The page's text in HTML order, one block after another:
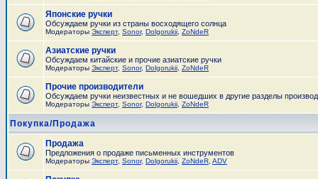
Японские ручки
Обсуждаем ручки из страны восходящего солнца
Модераторы Эксперт, Sonor, Dolgorukii ZoNdeR
Азиатские ручки
Обсуждаем китайские и прочие азиатские ручки
Модераторы Эксперт, Sonor, Dolgorukii ZoNdeR
Прочие производители
Обсуждаем ручки неизвестных и не вошедших в другие разделы
Модераторы Эксперт, Sonor, Dolgorukii ZoNdeR
Покупка/Продажа
Продажа
Предложения о продаже письменных инструментов
Модераторы Эксперт, Sonor, Dolgorukii ZoNdeR ADV